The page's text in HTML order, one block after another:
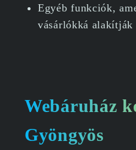
Egyéb funkciók,
vásárlókká alakítják
Webáruház
Gyöngyös